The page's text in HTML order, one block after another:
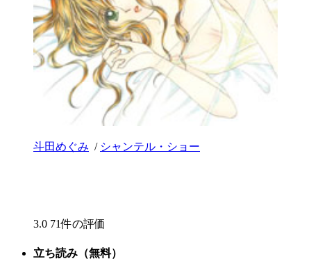
斗田めぐみ / シャンテル・ショー
3.0 71件の評価
立ち読み （無料）